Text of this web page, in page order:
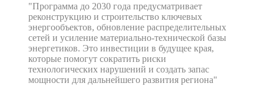
"Программа до 2030 года предусматривает
реконструкцию и строительство ключевых
энергообъектов, обновление распределительных
сетей и усиление материально-технической базы
энергетиков. Это инвестиции в будущее края,
которые помогут сократить риски
технологических нарушений и создать запас
мощности для дальнейшего развития региона"